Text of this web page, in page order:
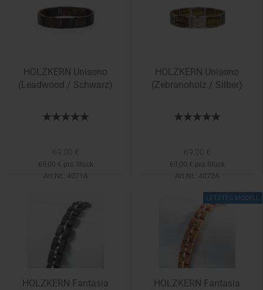
HOLZKERN Unisono
(Leadwood / Schwarz)
69,00 €
69,00 € pro Stück
Art.Nr.: 4071A
HOLZKERN Unisono
(Zebranoholz / Silber)
69,00 €
69,00 € pro Stück
Art.Nr.: 4072A
HOLZKERN Fantasia
LETZTES MODELL
HOLZKERN Fantasia